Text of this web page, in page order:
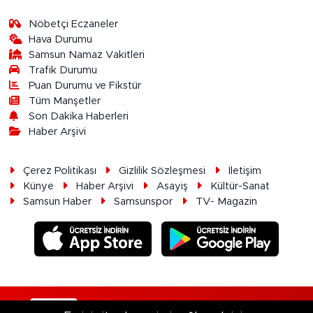
Nöbetçi Eczaneler
Hava Durumu
Samsun Namaz Vakitleri
Trafik Durumu
Puan Durumu ve Fikstür
Tüm Manşetler
Son Dakika Haberleri
Haber Arşivi
Çerez Politikası Gizlilik Sözleşmesi
İletişim
Künye
Haber Arşivi Asayiş
Kültür-Sanat
Samsun Haber
Samsunspor TV- Magazin